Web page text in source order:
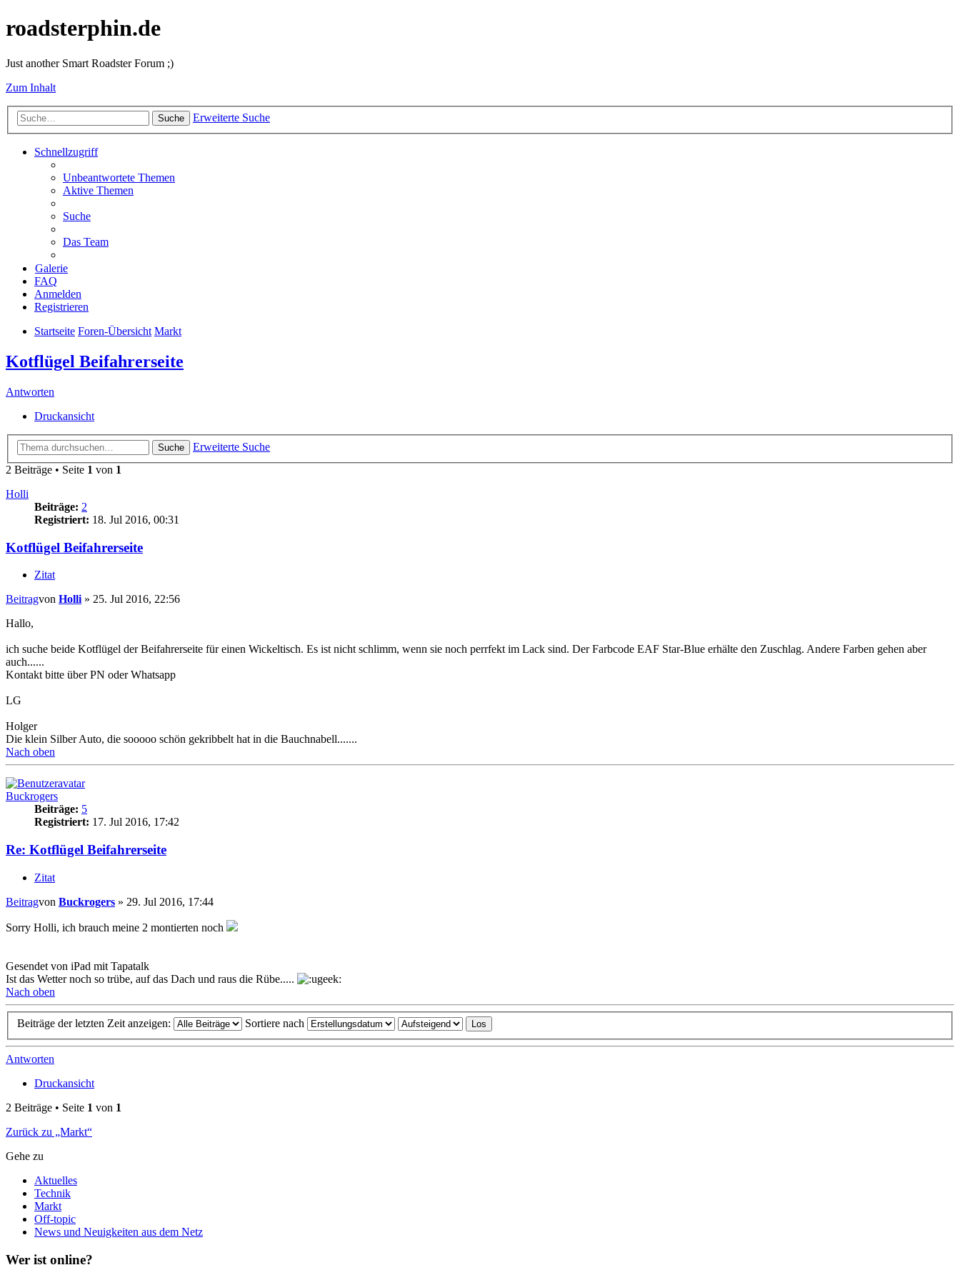
roadsterphin.de
Just another Smart Roadster Forum ;)
Zum Inhalt
Suche Erweiterte Suche
Schnellzugriff
Unbeantwortete Themen
Aktive Themen
Suche
Das Team
Galerie
FAQ
Anmelden
Registrieren
Startseite Foren-Übersicht Markt
Kotflügel Beifahrerseite
Antworten
Druckansicht
Suche
Erweiterte Suche
2 Beiträge • Seite 1 von 1
Holli
Beiträge: 2
Registriert: 18. Jul 2016, 00:31
Kotflügel Beifahrerseite
Zitat
Beitragvon Holli » 25. Jul 2016, 22:56
Hallo,
ich suche beide Kotflügel der Beifahrerseite für einen Wickeltisch. Es ist nicht schlimm, wenn sie noch perrfekt im Lack sind. Der Farbcode EAF Star-Blue erhälte den Zuschlag. Andere Farben gehen aber
auch......
Kontakt bitte über PN oder Whatsapp
LG
Holger
Die klein Silber Auto, die sooooo schön gekribbelt hat in die Bauchnabell.......
Nach oben
Buckrogers
Beiträge: 5
Registriert: 17. Jul 2016, 17:42
Re: Kotflügel Beifahrerseite
Zitat
Beitragvon Buckrogers » 29. Jul 2016, 17:44
Sorry Holli, ich brauch meine 2 montierten noch
Gesendet von iPad mit Tapatalk
Ist das Wetter noch so trübe, auf das Dach und raus die Rübe.....
Nach oben
Beiträge der letzten Zeit anzeigen: Sortiere nach
Antworten
Druckansicht
2 Beiträge • Seite 1 von 1
Zurück zu „Markt“
Gehe zu
Aktuelles
Technik
Markt
Off-topic
News und Neuigkeiten aus dem Netz
Wer ist online?